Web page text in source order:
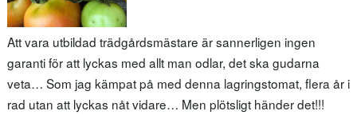
Att vara utbildad trädgårdsmästare är sannerligen ingen
garanti för att lyckas med allt man odlar, det ska gudarna
veta… Som jag kämpat på med denna lagringstomat, flera år i
rad utan att lyckas nåt vidare… Men plötsligt händer det!!!